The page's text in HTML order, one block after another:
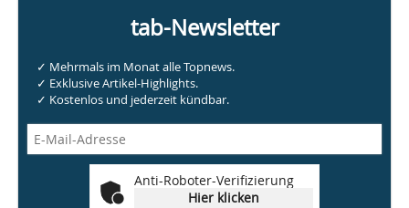
tab-Newsletter
✓ Mehrmals im Monat alle Topnews.
✓ Exklusive Artikel-Highlights.
✓ Kostenlos und jederzeit kündbar.
Anti-Roboter-Verifizierung
Hier klicken